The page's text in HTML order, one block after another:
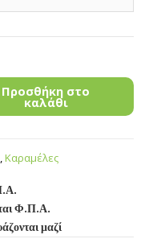
Προσθήκη στο
καλάθι
,Καραμέλες
Φ.Π.Α.
μαζί